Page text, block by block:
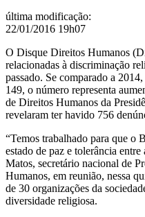
última modificação:
22/01/2016 19h07
O Disque Direitos Humanos
relacionadas à discriminação
passado. Se comparado a
149, o número representa
de Direitos Humanos da
revelaram ter havido 756
“Temos trabalhado para que o
estado de paz e tolerância
Matos, secretário nacional de
Humanos, em reunião, nessa
de 30 organizações da
diversidade religiosa.